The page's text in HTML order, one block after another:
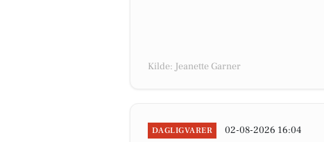
Kilde: Jeanette Garner
DAGLIGVARER 02-08-2026 16:04